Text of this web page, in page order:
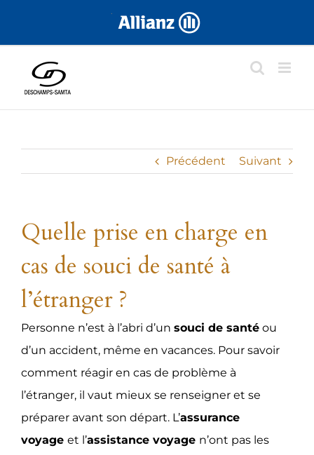
.
Précédent Suivant
Quelle prise en charge en
cas de souci de santé à
l’étranger ?
Personne n’est à l’abri d’un souci de santé ou
d’un accident, même en vacances. Pour savoir
comment réagir en cas de problème à
l’étranger, il vaut mieux se renseigner et se
préparer avant son départ. L’assurance
voyage et l’assistance voyage n’ont pas les